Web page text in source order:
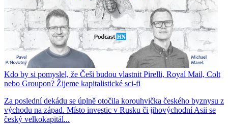
Kdo by si pomyslel, že Češi budou vlastnit Pirelli, Royal Mail, Colt
nebo Groupon? Žijeme kapitalistické sci-fi
Za poslední dekádu se úplně otočila korouhvička českého byznysu z
východu na západ. Místo investic v Rusku či jihovýchodní Asii se
český velkokapitál...